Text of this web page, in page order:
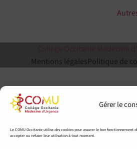
Gérer le
Le COMU Occitanie utilise des cookies pour assurer le bon
accepter ou refuser leur utilisation à tout moment.
Mentions légalesPolitique de